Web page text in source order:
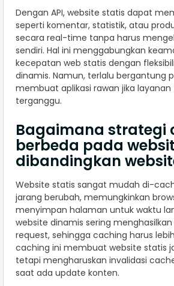
Dengan API, website statis dapat
seperti komentar, statistik, atau
secara real-time tanpa harus
sendiri. Hal ini menggabungkan
kecepatan web statis dengan
dinamis. Namun, terlalu bergantung
membuat aplikasi rawan jika
terganggu.
Bagaimana strategi
berbeda pada
dibandingkan
Website statis sangat mudah di-
jarang berubah, memungkinkan
menyimpan halaman untuk waktu
website dinamis sering
request, sehingga caching harus
caching ini membuat website statis
tetapi mengharuskan invalidasi
saat ada update konten.